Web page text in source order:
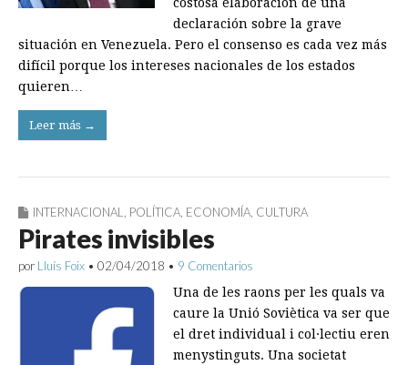
declaración sobre la grave
situación en Venezuela. Pero el consenso es cada vez más
difícil porque los intereses nacionales de los estados
quieren…
Leer más →
INTERNACIONAL POLÍTICA ECONOMÍA CULTURA
Pirates invisibles
por Lluís Foix • 02/04/2018 • 9 Comentarios
Una de les raons per les quals va
caure la Unió Soviètica va ser que
el dret individual i col·lectiu eren
menystinguts. Una societat